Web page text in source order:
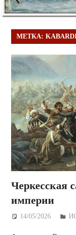
МЕТКА:
Черкесская
империи
14/05/2026